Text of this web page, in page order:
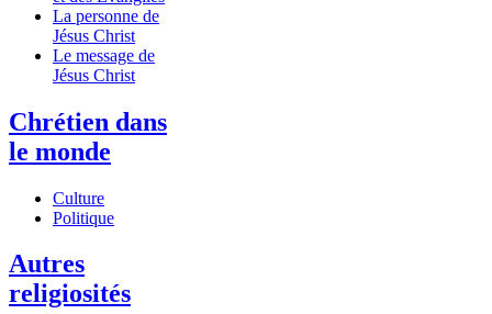
La personne de
Jésus Christ
Le message de
Jésus Christ
Chrétien dans
le monde
Culture
Politique
Autres
religiosités